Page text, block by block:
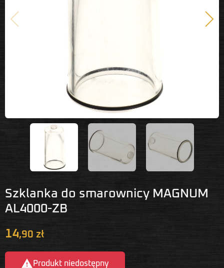
Poprzedni
Szklanka do smarownicy MAGNUM
AL4000-ZB
14,90 zł
 Produkt niedostępny